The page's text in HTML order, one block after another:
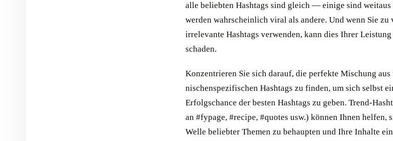
alle beliebten Hashtags sind gleich — einige sind
werden wahrscheinlich viral als andere. Und wenn Sie zu
irrelevante Hashtags verwenden, kann dies Ihrer
schaden.
Konzentrieren Sie sich darauf, die perfekte Mischung
nischenspezifischen Hashtags zu finden, um sich selbst
Erfolgschance der besten Hashtags zu geben. Trend-
an #fypage, #recipe, #quotes usw.) können Ihnen helfen,
Welle beliebter Themen zu behaupten und Ihre Inhalte